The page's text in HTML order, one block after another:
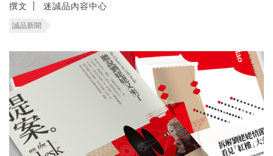
撰文 迷誠品內容中心
誠品新聞